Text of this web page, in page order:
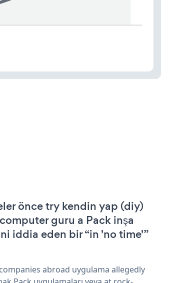
önce try kendin yap (diy)
guru a Pack inşa
iddia eden bir “in 'no time'”
abroad uygulama allegedly